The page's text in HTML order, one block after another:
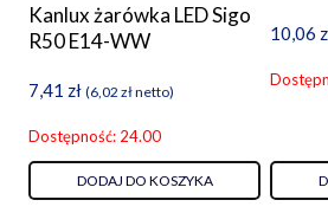
Kanlux żarówka LED Sigo
R50 E14-WW
7,41 zł (6,02 złnetto)
Dostępność: 24.00
DODAJ DO KOSZYKA
10,06